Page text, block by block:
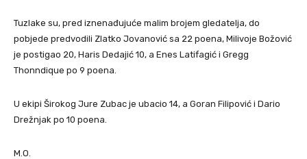
Tuzlake su, pred iznenađujuće malim brojem gledatelja, do
pobjede predvodili Zlatko Jovanović sa 22 poena, Milivoje Božović
je postigao 20, Haris Dedajić 10, a Enes Latifagić i Gregg
Thonndique po 9 poena.
U ekipi Širokog Jure Zubac je ubacio 14, a Goran Filipović i Dario
Drežnjak po 10 poena.
M.O.